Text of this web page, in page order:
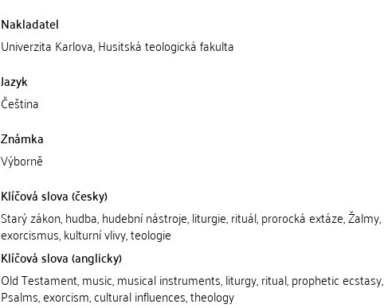
Nakladatel
Univerzita Karlova, Husitská teologická fakulta
Jazyk
Čeština
Známka
Výborně
Klíčová slova (česky)
Starý zákon, hudba, hudební nástroje, liturgie, rituál, prorocká extáze, Žalmy,
exorcismus, kulturní vlivy, teologie
Klíčová slova (anglicky)
Old Testament, music, musical instruments, liturgy, ritual, prophetic ecstasy,
Psalms, exorcism, cultural influences, theology